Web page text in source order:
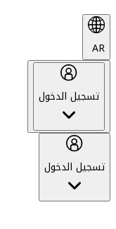
AR
تسجيل الدخول
تسجيل الدخول